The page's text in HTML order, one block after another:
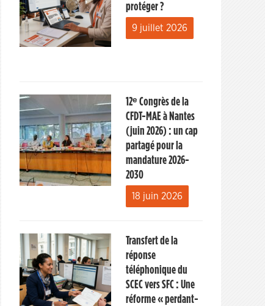
protéger ?
9 juillet 2026
12ᵉ Congrès de la
CFDT-MAE à Nantes
(juin 2026) : un cap
partagé pour la
mandature 2026-
2030
18 juin 2026
Transfert de la
réponse
téléphonique du
SCEC vers SFC : Une
réforme « perdant-